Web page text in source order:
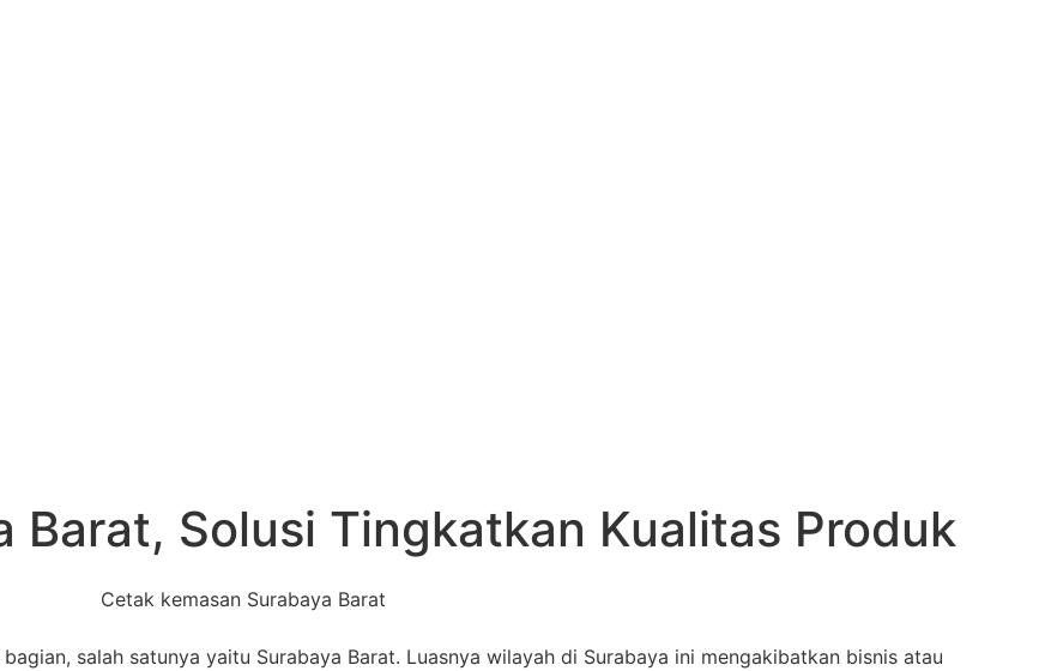
Barat, Solusi Tingkatkan Kualitas Produk
salah satunya yaitu Surabaya Barat. Luasnya wilayah di Surabaya ini mengakibatkan bisnis atau